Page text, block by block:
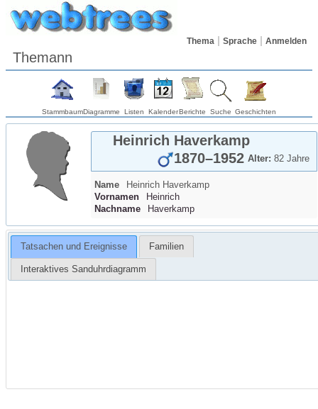
Thema Sprache Anmelden
Themann
StammbaumDiagramme Listen KalenderBerichte Suche Geschichten
Heinrich Haverkamp
Alter: 82 Jahre
1870–1952
Name Heinrich Haverkamp
Vornamen
Heinrich
Nachname
Haverkamp
Tatsachen und Ereignisse Familien
Interaktives Sanduhrdiagramm